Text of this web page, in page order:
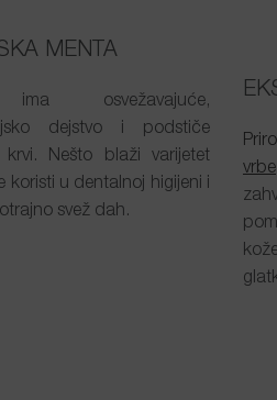
MENTA
osvežavajuće,
dejstvo i podstiče
krvi. Nešto blaži varijetet
koristi u dentalnoj higijeni i
svež dah.
vrbe